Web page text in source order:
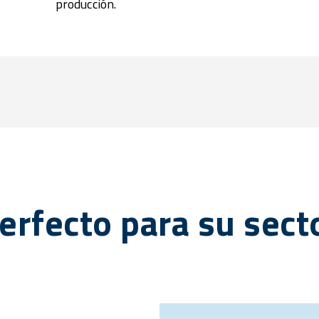
producción.
para su